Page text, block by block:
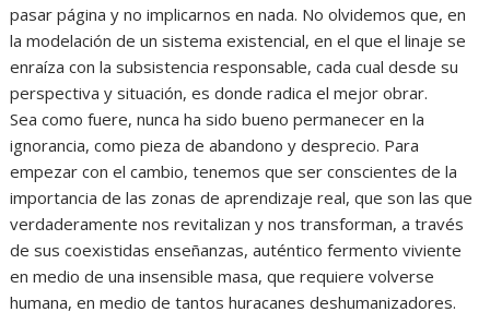
pasar página y no implicarnos en nada. No olvidemos que, en
la modelación de un sistema existencial, en el que el linaje se
enraíza con la subsistencia responsable, cada cual desde su
perspectiva y situación, es donde radica el mejor obrar.
Sea como fuere, nunca ha sido bueno permanecer en la
ignorancia, como pieza de abandono y desprecio. Para
empezar con el cambio, tenemos que ser conscientes de la
importancia de las zonas de aprendizaje real, que son las que
verdaderamente nos revitalizan y nos transforman, a través
de sus coexistidas enseñanzas, auténtico fermento viviente
en medio de una insensible masa, que requiere volverse
humana, en medio de tantos huracanes deshumanizadores.